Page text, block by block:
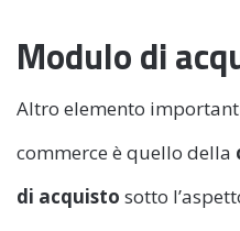
Modulo di
Altro elemento
commerce è quello della
di acquisto sotto